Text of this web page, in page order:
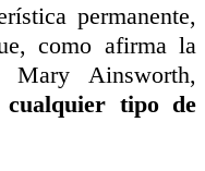
permanente,
como afirma la
Mary Ainsworth,
cualquier tipo de